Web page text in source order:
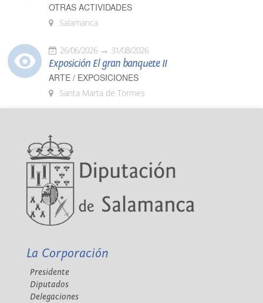
OTRAS ACTIVIDADES
Salamanca
26/06/2026 31/08/2026
Exposición El gran banquete II
ARTE / EXPOSICIONES
Santa Marta de Tormes
La Corporación
Presidente
Diputados
Delegaciones